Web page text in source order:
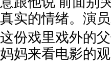
真实的情绪。演
这份戏里戏外的
妈妈来看电影的